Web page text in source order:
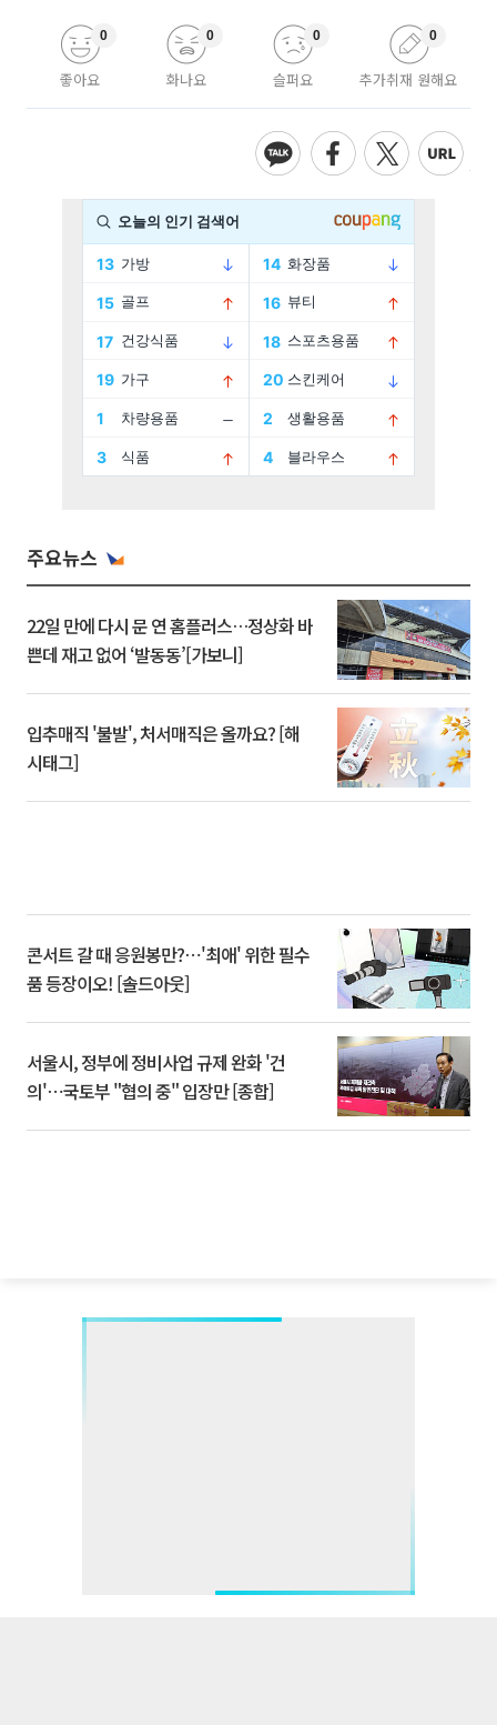
좋아요
0
화나요
0
슬퍼요
0
추가취재 원해요
0
주요뉴스
22일 만에 다시 문 연 홈플러스…정상화 바
쁜데 재고 없어 ‘발동동’[가보니]
입추매직 '불발', 처서매직은 올까요? [해
시태그]
콘서트 갈 때 응원봉만?⋯'최애' 위한 필수
품 등장이오! [솔드아웃]
서울시, 정부에 정비사업 규제 완화 '건
의'⋯국토부 "협의 중" 입장만 [종합]